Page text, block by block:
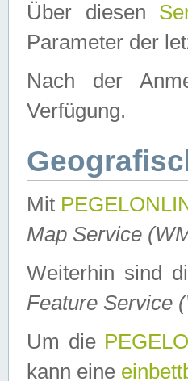
Über diesen
Parameter der
Nach der
Verfügung.
Mit
Map Service
Weiterhin sind
Feature Service
Um die
kann eine